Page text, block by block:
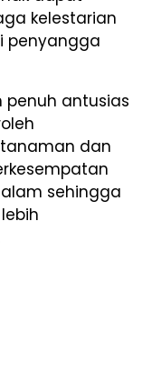
kelestarian
penyangga
antusias
dan
sehingga